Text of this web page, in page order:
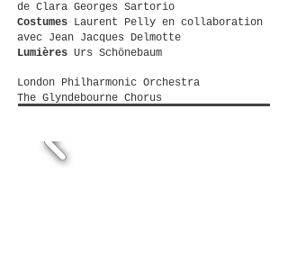
de Clara Georges Sartorio
Costumes Laurent Pelly en collaboration
avec Jean Jacques Delmotte
Lumières Urs Schönebaum
London Philharmonic Orchestra
The Glyndebourne Chorus